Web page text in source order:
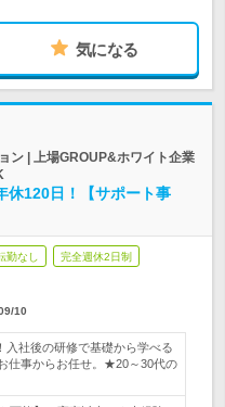
気になる
ン | 上場GROUP&ホワイト企業
120日！【サポート事
勤なし 完全週休2日制
10
入社後の研修で基礎から学べる
仕事からお任せ。★20～30代の